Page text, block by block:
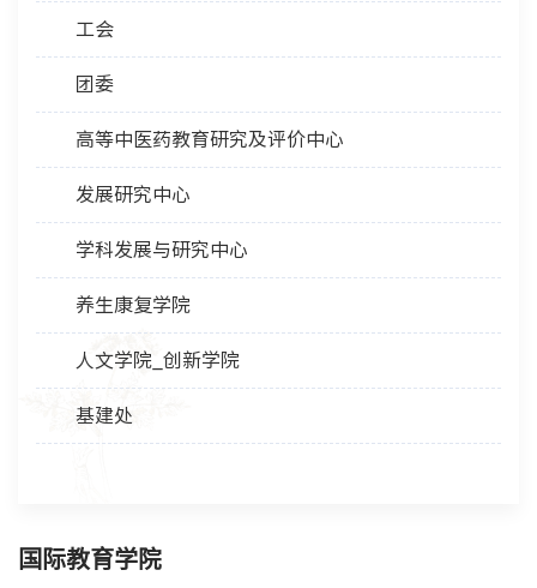
工会
团委
高等中医药教育研究及评价中心
发展研究中心
学科发展与研究中心
养生康复学院
人文学院_创新学院
基建处
国际教育学院